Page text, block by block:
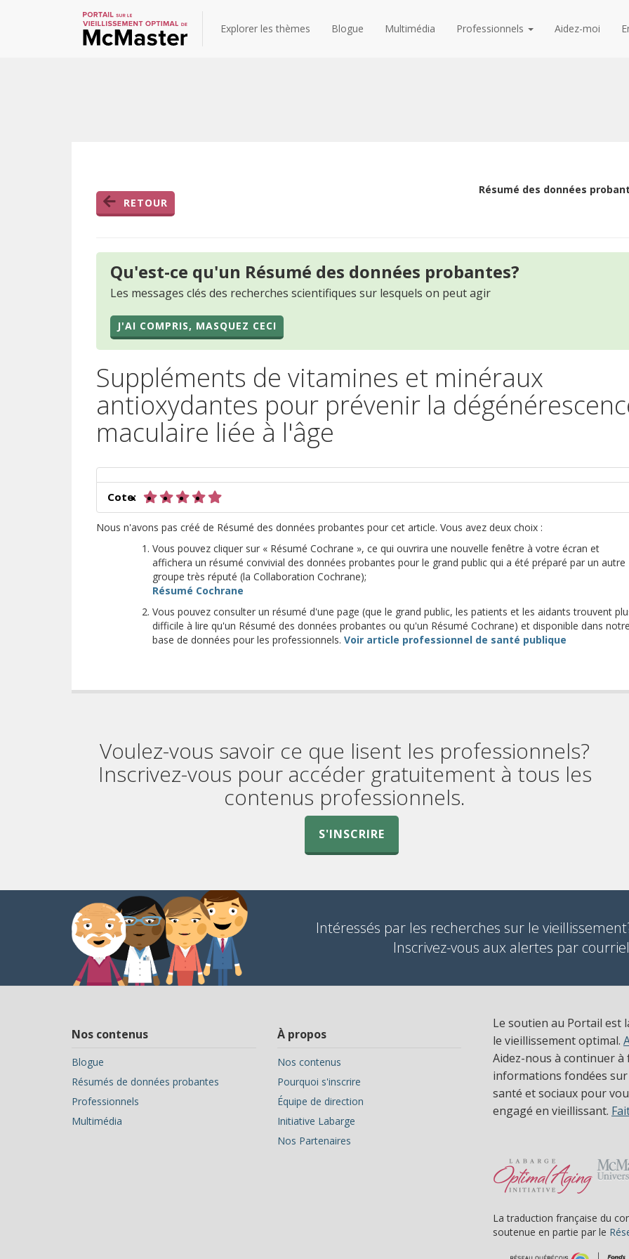
Explorer les thèmes Blogue Multimédia Professionnels Aidez-moi
RETOUR
Résumé des données
Qu'est-ce qu'un Résumé des données probantes?
Les messages clés des recherches scientifiques sur lesquels on peut agir
J'AI COMPRIS, MASQUEZ CECI
Suppléments de vitamines et minéraux
antioxydantes pour prévenir la
maculaire liée à l'âge
Cote:
Nous n'avons pas créé de Résumé des données probantes pour cet article. Vous avez deux choix :
Vous pouvez cliquer sur « Résumé Cochrane », ce qui ouvrira une nouvelle fenêtre à votre écran et
affichera un résumé convivial des données probantes pour le grand public qui a été préparé par un autre
groupe très réputé (la Collaboration Cochrane);
Résumé Cochrane
Vous pouvez consulter un résumé d'une page (que le grand public, les patients et les aidants trouvent
difficile à lire qu'un Résumé des données probantes ou qu'un Résumé Cochrane) et disponible dans notre
base de données pour les professionnels. Voir article professionnel de santé publique
Voulez-vous savoir ce que lisent les professionnels?
Inscrivez-vous pour accéder gratuitement à tous les
contenus professionnels.
S'INSCRIRE
Intéressés par les recherches sur le
Inscrivez-vous aux alertes par
Nos contenus
Blogue
Résumés de données probantes
Professionnels
Multimédia
À propos
Nos contenus
Pourquoi s'inscrire
Équipe de direction
Initiative Labarge
Nos Partenaires
Le soutien au Portail est
le vieillissement optimal.
Aidez-nous à continuer à
informations fondées
santé et sociaux pour
engagé en vieillissant.
La traduction française du
soutenue en partie par le